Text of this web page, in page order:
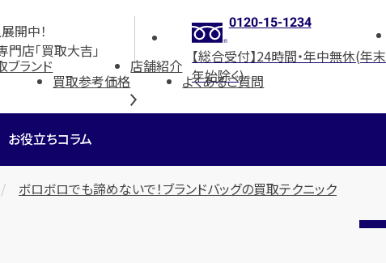
開中！
店「買取大吉」
0120-15-1234
【総合受付】24時間・年中無休(年末
年始除く)
ブランド
買取参考価格
店舗紹介
よくあるご質問
お役立ちコラム
ボロボロでも諦めないで！ブランドバッグの買取テクニック